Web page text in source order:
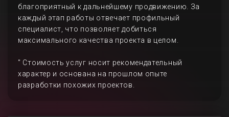
благоприятный к дальнейшему продвижению. За
каждый этап работы отвечает профильный
специалист, что позволяет добиться
максимального качества проекта в целом.
" Стоимость услуг носит рекомендательный
характер и основана на прошлом опыте
разработки похожих проектов.